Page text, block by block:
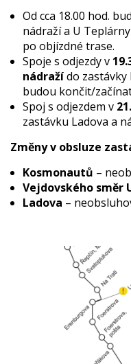
Od cca 18.00 hod.
nádraží a U
po objízdné trase.
Spoje s odjezdy v
nádražído zastávky
budou končit/
Spoj s odjezdem v
zastávku Ladova a
Změny v obsluze
Kosmonautů –
Vejdovského směr
Ladova –